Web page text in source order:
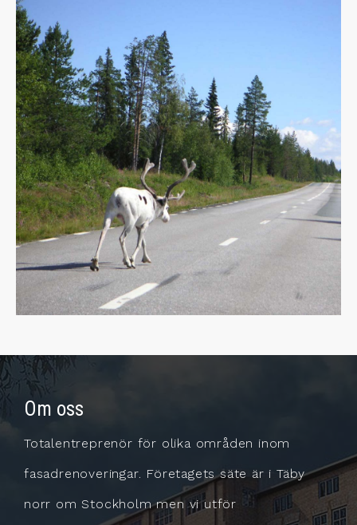
Om oss
Totalentreprenör för olika områden inom
fasadrenoveringar. Företagets säte är i Täby
norr om Stockholm men vi utför